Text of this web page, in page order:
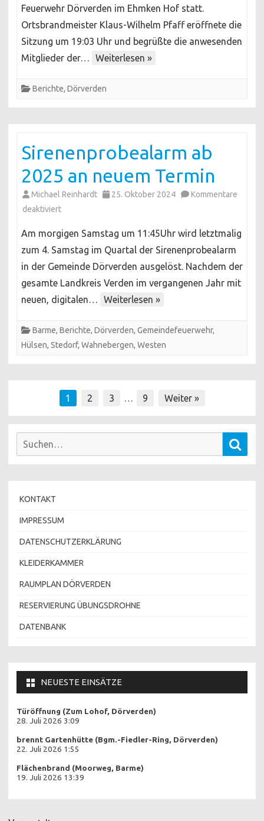
Dörverden:
Rückblick,
Ehrungen
und
Feuerwehr Dörverden im Ehmken Hof statt.
Ortsbrandmeister Klaus-Wilhelm Pfaff eröffnete die
Sitzung um 19:03 Uhr und begrüßte die anwesenden
Mitglieder der…
Weiterlesen »
Berichte, Dörverden
Sirenenprobealarm ab
2025 an neuem Termin
Michael Reinhardt 25. Oktober 2024
Kommentare
deaktiviertfür
ab
2025
an
neuem
Termin
Am morgigen Samstag um 11:45Uhr wird letztmalig
zum 4. Samstag im Quartal der Sirenenprobealarm
in der Gemeinde Dörverden ausgelöst. Nachdem der
gesamte Landkreis Verden im vergangenen Jahr mit
neuen, digitalen…
Weiterlesen »
Barme, Berichte, Dörverden, Gemeindefeuerwehr,
Hülsen, Stedorf, Wahnebergen, Westen
Seitennummerierung
Beiträge
1 2 3 9 Weiter »
Suchen
KONTAKT
IMPRESSUM
DATENSCHUTZERKLÄRUNG
KLEIDERKAMMER
RAUMPLAN DÖRVERDEN
RESERVIERUNG ÜBUNGSDROHNE
DATENBANK
NEUESTE EINSÄTZE
Türöffnung (Zum Lohof, Dörverden)
28. Juli 2026 3:09
brennt Gartenhütte (Bgm.-Fiedler-Ring, Dörverden)
22. Juli 2026 1:55
Flächenbrand (Moorweg, Barme)
19. Juli 2026 13:39